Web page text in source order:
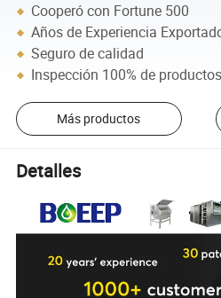
Cooperó con Fortune 500
Años de Experiencia
Seguro de calidad
Inspección 100% de
Más productos
Detalles